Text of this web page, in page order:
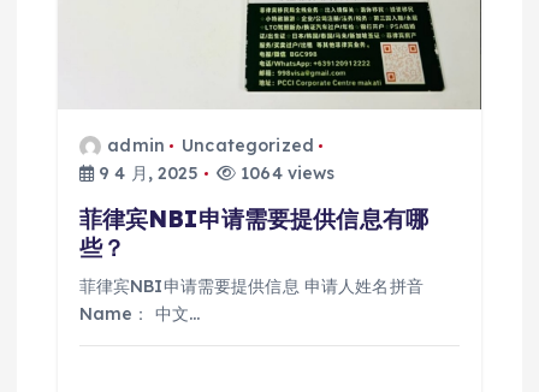
admin
Uncategorized
9 4 月, 2025
1064 views
菲律宾NBI申请需要提供信息有哪
些？
菲律宾NBI申请需要提供信息 申请人姓名拼音
Name： 中文…